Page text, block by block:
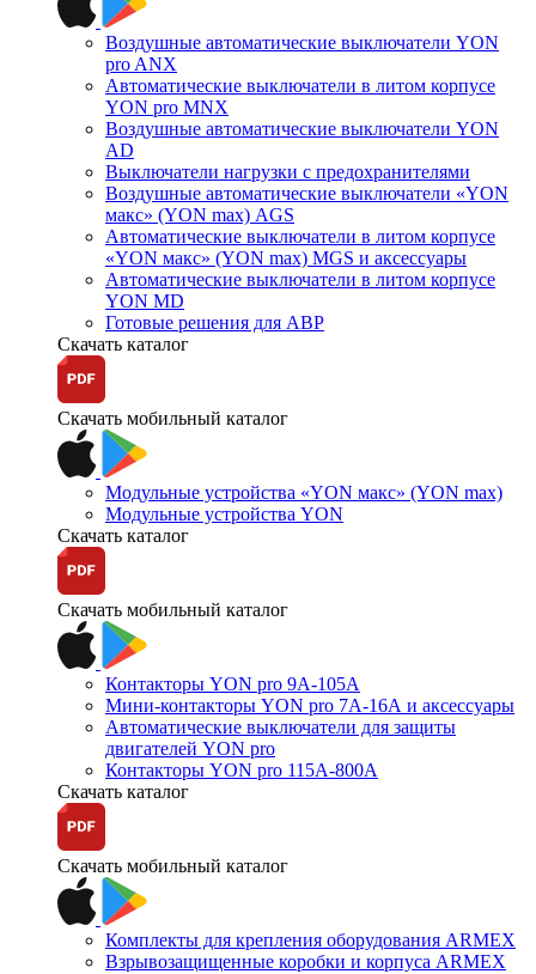
Воздушные автоматические выключатели YON
pro ANX
Автоматические выключатели в литом корпусе
YON pro MNX
Воздушные автоматические выключатели YON
AD
Выключатели нагрузки с предохранителями
Воздушные автоматические выключатели «YON
макс» (YON max) AGS
Автоматические выключатели в литом корпусе
«YON макс» (YON max) MGS и аксессуары
Автоматические выключатели в литом корпусе
YON MD
Готовые решения для АВР
Скачать каталог
Скачать мобильный каталог
Модульные устройства «YON макс» (YON max)
Модульные устройства YON
Скачать каталог
Скачать мобильный каталог
Контакторы YON pro 9А-105А
Мини-контакторы YON pro 7А-16А и аксессуары
Автоматические выключатели для защиты
двигателей YON pro
Контакторы YON pro 115А-800А
Скачать каталог
Скачать мобильный каталог
Комплекты для крепления оборудования ARMEX
Взрывозащищенные коробки и корпуса ARMEX